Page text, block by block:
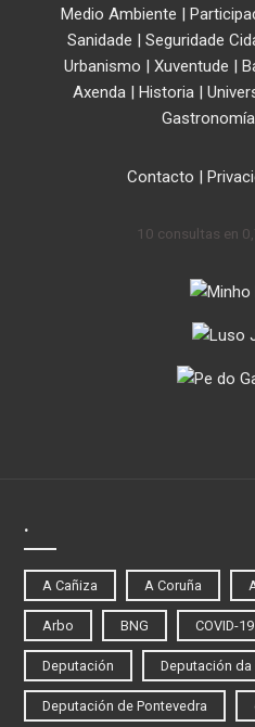
Medio Ambiente |
Sanidade | Seguridade
Urbanismo | Xuventude |
Axenda| Historia|
Gastronomía
Contacto |
10 consultas en
.
A Cañiza A Coruña
Arbo BNG COVID-19
Deputación Deputación da
Deputación de Pontevedra